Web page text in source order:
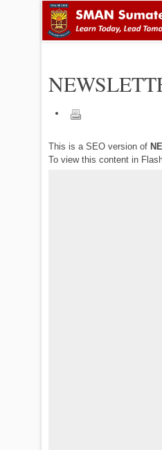
This is a SEO version of
To view this content in